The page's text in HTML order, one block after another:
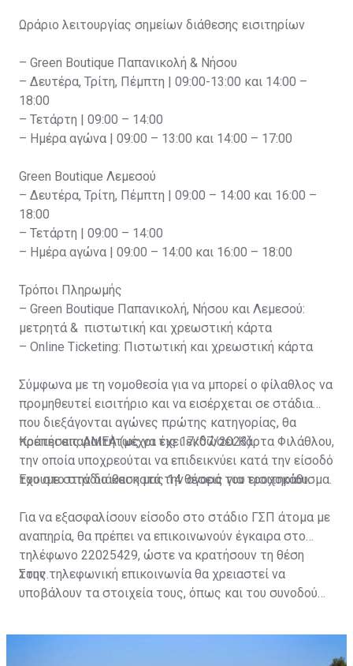
Ωράριο λειτουργίας σημείων διάθεσης εισιτηρίων
– Green Boutique Παπανικολή & Νήσου
– Δευτέρα, Τρίτη, Πέμπτη | 09:00-13:00 και 14:00 –
18:00
– Τετάρτη | 09:00 – 14:00
– Ημέρα αγώνα | 09:00 – 13:00 και 14:00 – 17:00
Green Boutique Λεμεσού
– Δευτέρα, Τρίτη, Πέμπτη | 09:00 – 14:00 και 16:00 –
18:00
– Τετάρτη | 09:00 – 14:00
– Ημέρα αγώνα | 09:00 – 14:00 και 16:00 – 18:00
Τρόποι Πληρωμής
– Green Boutique Παπανικολή, Νήσου και Λεμεσού:
μετρητά & πιστωτική και χρεωστική κάρτα
– Online Ticketing: Πιστωτική και χρεωστική κάρτα
Σύμφωνα με τη νομοθεσία για να μπορεί ο φίλαθλος να
προμηθευτεί εισιτήριο και να εισέρχεται σε στάδια
που διεξάγονται αγώνες πρώτης κατηγορίας, θα
πρέπει απαραιτήτως να έχει εκδώσει Κάρτα Φιλάθλου,
την οποία υποχρεούται να επιδεικνύει κατά την είσοδό
του στο στάδιο και κατά την αγορά του εισιτηρίου.
Κρατήσεις ΑΜΕΑ (μέχρι τις 17/07/2023)
Έχουμε στην διάθεση μας 14 θέσεις για τροχοκάθισμα.
Για να εξασφαλίσουν είσοδο στο στάδιο ΓΣΠ άτομα με
αναπηρία, θα πρέπει να επικοινωνούν έγκαιρα στο
τηλέφωνο 22025429, ώστε να κρατήσουν τη θέση
τους.
Στην τηλεφωνική επικοινωνία θα χρειαστεί να
υποβάλουν τα στοιχεία τους, όπως και του συνοδού